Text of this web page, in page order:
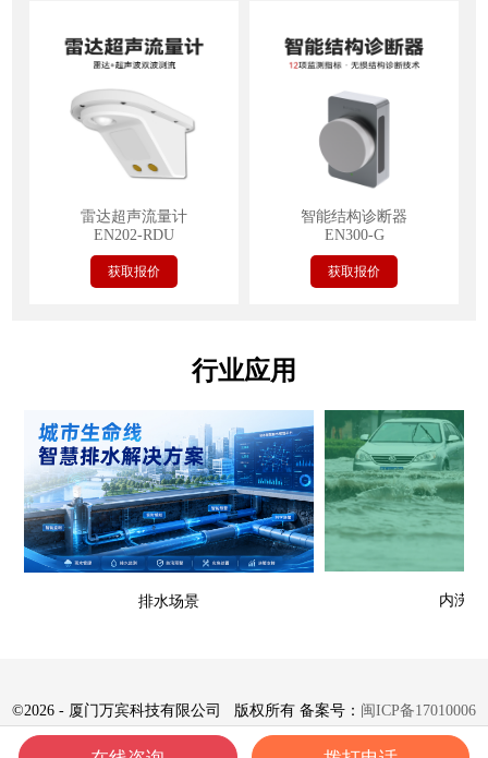
雷达超声流量计
EN202-RDU
获取报价
智能结构诊断器
EN300-G
获取报价
行业应用
排水场景 内涝场
©2026 - 厦门万宾科技有限公司 版权所有 备案号： 闽ICP备17010006
号-8